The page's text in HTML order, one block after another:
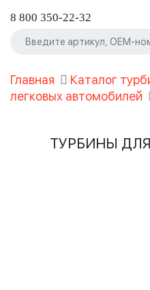
8 800 350-22-32
Главная Каталог
легковых автомобилей
ТУРБИНЫ ДЛЯ